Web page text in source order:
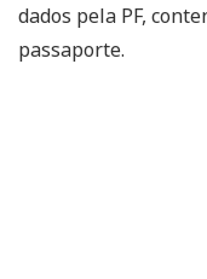
dados pela PF,
passaporte.